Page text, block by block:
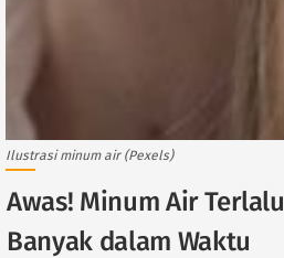
Ilustrasi minum air (Pexels)
Awas! Minum Air Terlalu
Banyak dalam Waktu